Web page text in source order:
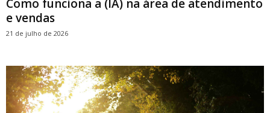
Como funciona a (IA) na área de atendimento
e vendas
21 de julho de 2026